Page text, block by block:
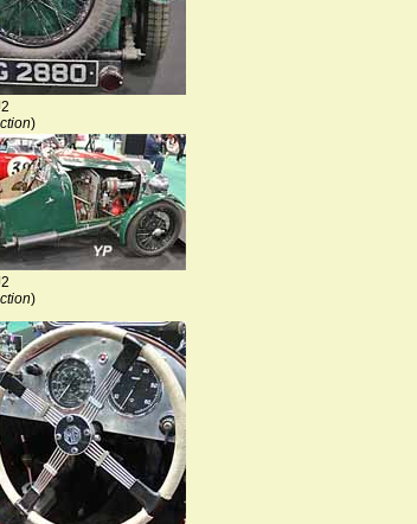
)
)